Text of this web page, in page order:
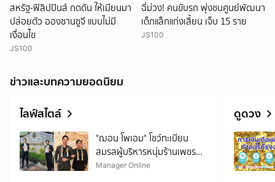
สหรัฐ-ฟิลิปปินส์ กดดัน ให้เมียนมา
ปล่อยตัว อองซานซูจี แบบไม่มี
เงื่อนไข
JS100
ฉี่ม่วง! คนขับรถ พุ่งชนศูนย์พัฒนา
เด็กแล็กแก่งเสี้ยน เจ็บ 15 ราย
JS100
ข่าวและบทความยอดนิยม
ไลฟ์สไตล์
"ฌอน โพเอม" โชว์ทะเบียน
สมรสผู้บริหารหนุ่มร้านเพชร
แบรนด์ดัง! ที่แท้เรื่องโอละพ่อ!
Manager Online
ดูดวง